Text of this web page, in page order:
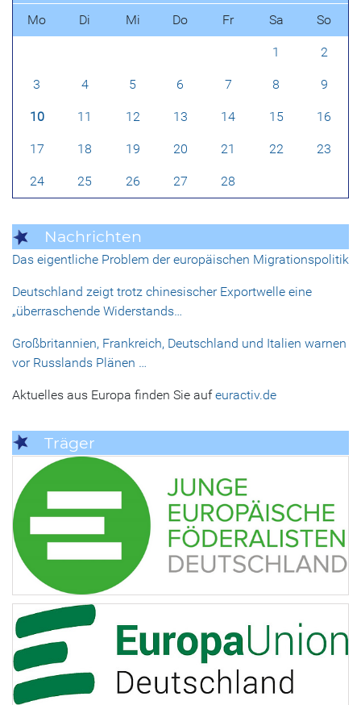
Mo Di Mi Do Fr Sa So
1 2
3 4 5 6 7 8 9
10 11 12 13 14 15 16
17 18 19 20 21 22 23
24 25 26 27 28
Nachrichten
Das eigentliche Problem der europäischen Migrationspolitik
Deutschland zeigt trotz chinesischer Exportwelle eine
„überraschende Widerstands…
Großbritannien, Frankreich, Deutschland und Italien warnen
vor Russlands Plänen …
Aktuelles aus Europa finden Sie aufeuractiv.de
Träger